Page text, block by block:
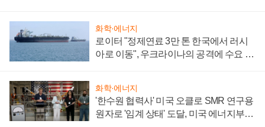
화학·에너지
로이터 "정제연료 3만 톤 한국에서 러시
아로 이동", 우크라이나의 공격에 수요 늘
화학·에너지
'한수원 협력사' 미국 오클로 SMR 연구용
원자로 '임계 상태' 도달, 미국 에너지부